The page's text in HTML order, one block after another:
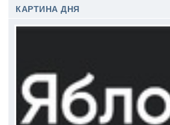
КАРТИНА ДНЯ